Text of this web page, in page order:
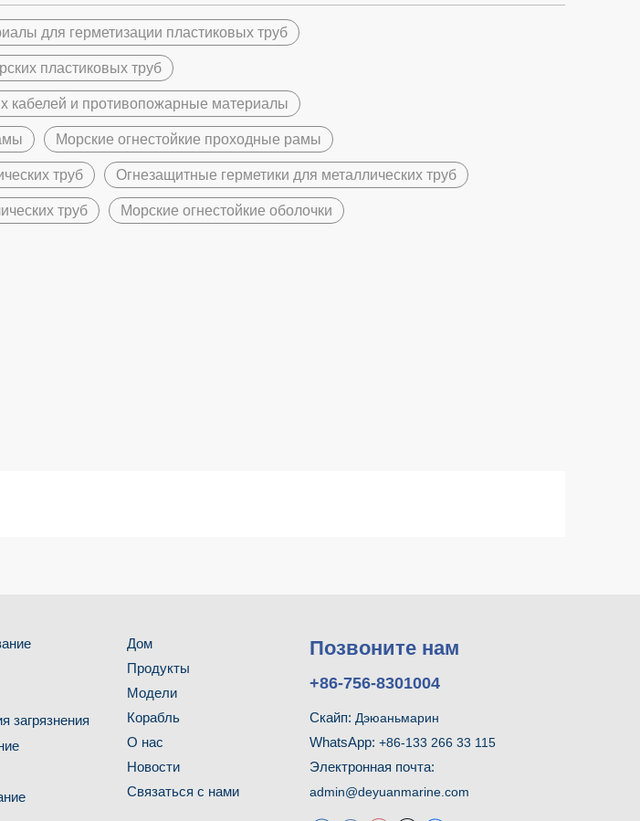
для герметизации пластиковых труб
пластиковых труб
кабелей и противопожарные материалы
Морские огнестойкие проходные рамы
труб Огнезащитные герметики для металлических труб
труб Морские огнестойкие оболочки
загрязнения
Дом
Продукты
Модели
Корабль
О нас
Новости
Связаться с нами
Позвоните нам
+86-756-8301004
Скайп: Дэюаньмарин
WhatsApp: +86-133 266 33 115
Электронная почта:
admin@deyuanmarine.com